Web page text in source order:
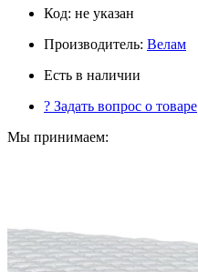
Код: не указан
Производитель: Велам
Есть в наличии
? Задать вопрос о товаре
Мы принимаем: